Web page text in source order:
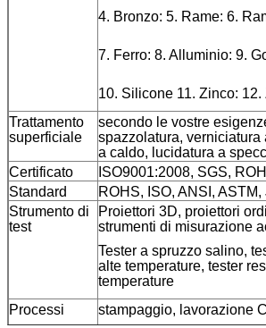
4. Bronzo: 5. Rame: 6.
7. Ferro: 8. Alluminio: 9.
10. Silicone 11. Zinco: 12.
Trattamento
superficiale
secondo le vostre
spazzolatura, verniciatura
a caldo, lucidatura a
Certificato
ISO9001:2008, SGS,
Standard
ROHS, ISO, ANSI, ASTM,
Strumento di
test
Proiettori 3D, proiettori
strumenti di misurazione
Tester a spruzzo salino,
alte temperature, tester
temperature
Processi
stampaggio, lavorazione